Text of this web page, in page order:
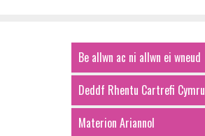
Be allwn ac ni allwn ei wneud
Deddf Rhentu Cartrefi Cymru
Materion Ariannol